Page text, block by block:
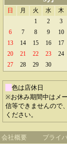
日 月 火 水 木
1
2 3
6
7 8 9 10
13
14 15 16 17
20
21 22 23 24
27
28 29 30
色は店休日
※お休み期間中はメ
信等できませんので
ください。
会社概要 プライ